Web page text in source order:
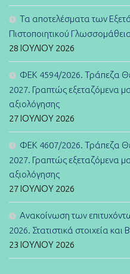
Τα αποτελέσματα των
Πιστοποιητικού
28 ΙΟΥΛΊΟΥ 2026
ΦΕΚ 4594/2026. Τράπεζα
2027. Γραπτώς εξεταζόμενα
αξιολόγησης
27 ΙΟΥΛΊΟΥ 2026
ΦΕΚ 4607/2026. Τράπεζα
2027. Γραπτώς εξεταζόμενα
αξιολόγησης
27 ΙΟΥΛΊΟΥ 2026
Ανακοίνωση των
2026. Στατιστικά στοιχεία
23 ΙΟΥΛΊΟΥ 2026